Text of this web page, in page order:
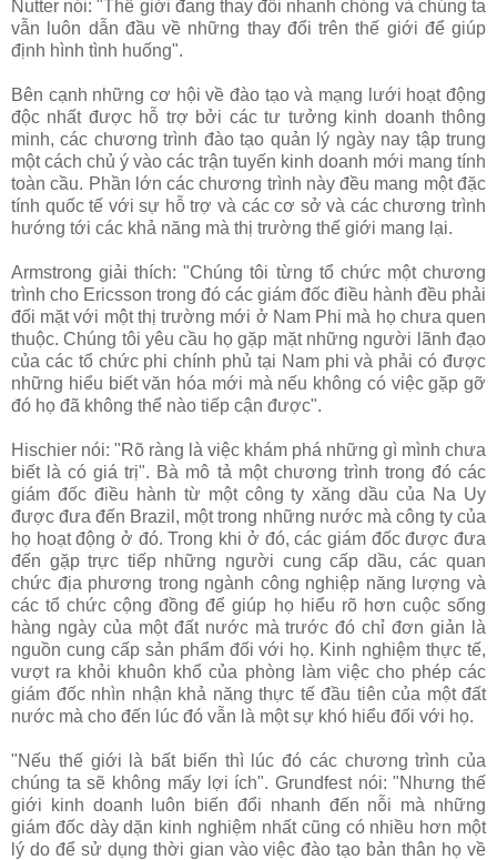
Nutter nói: "Thế giới đang thay đổi nhanh chóng và chúng ta
vẫn luôn dẫn đầu về những thay đổi trên thế giới để giúp
định hình tình huống".
Bên cạnh những cơ hội về đào tạo và mạng lưới hoạt động
độc nhất được hỗ trợ bởi các tư tưởng kinh doanh thông
minh, các chương trình đào tạo quản lý ngày nay tập trung
một cách chủ ý vào các trận tuyến kinh doanh mới mang tính
toàn cầu. Phần lớn các chương trình này đều mang một đặc
tính quốc tế với sự hỗ trợ và các cơ sở và các chương trình
hướng tới các khả năng mà thị trường thế giới mang lại.
Armstrong giải thích: "Chúng tôi từng tổ chức một chương
trình cho Ericsson trong đó các giám đốc điều hành đều phải
đối mặt với một thị trường mới ở Nam Phi mà họ chưa quen
thuộc. Chúng tôi yêu cầu họ gặp mặt những người lãnh đạo
của các tổ chức phi chính phủ tại Nam phi và phải có được
những hiểu biết văn hóa mới mà nếu không có việc gặp gỡ
đó họ đã không thể nào tiếp cận được".
Hischier nói: "Rõ ràng là việc khám phá những gì mình chưa
biết là có giá trị". Bà mô tả một chương trình trong đó các
giám đốc điều hành từ một công ty xăng dầu của Na Uy
được đưa đến Brazil, một trong những nước mà công ty của
họ hoạt động ở đó. Trong khi ở đó, các giám đốc được đưa
đến gặp trực tiếp những người cung cấp dầu, các quan
chức địa phương trong ngành công nghiệp năng lượng và
các tổ chức cộng đồng để giúp họ hiểu rõ hơn cuộc sống
hàng ngày của một đất nước mà trước đó chỉ đơn giản là
nguồn cung cấp sản phẩm đối với họ. Kinh nghiệm thực tế,
vượt ra khỏi khuôn khổ của phòng làm việc cho phép các
giám đốc nhìn nhận khả năng thực tế đầu tiên của một đất
nước mà cho đến lúc đó vẫn là một sự khó hiểu đối với họ.
"Nếu thế giới là bất biến thì lúc đó các chương trình của
chúng ta sẽ không mấy lợi ích". Grundfest nói: "Nhưng thế
giới kinh doanh luôn biến đổi nhanh đến nỗi mà những
giám đốc dày dặn kinh nghiệm nhất cũng có nhiều hơn một
lý do để sử dụng thời gian vào việc đào tạo bản thân họ về